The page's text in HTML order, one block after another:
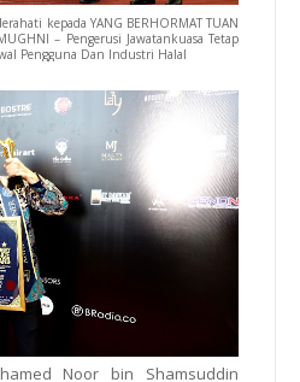
kepada YANG BERHORMAT TUAN
– Pengerusi Jawatankuasa Tetap
Pengguna Dan Industri Halal
Noor bin Shamsuddin